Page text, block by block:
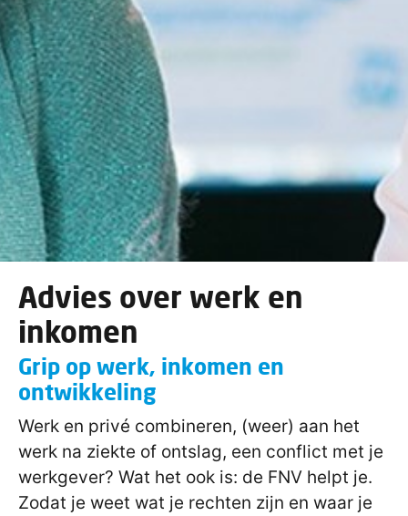
Advies over werk en
inkomen
Grip op werk, inkomen en
ontwikkeling
Werk en privé combineren, (weer) aan het
werk na ziekte of ontslag, een conflict met je
werkgever? Wat het ook is: de FNV helpt je.
Zodat je weet wat je rechten zijn en waar je